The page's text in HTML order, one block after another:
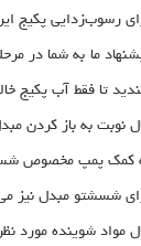
رسوب‌زدایی پکیج
ما به شما در
تا فقط آب پکیج
نوبت به باز کردن
کمک پمپ مخصوص
شسشتو مبدل نیز
مواد شوینده مورد